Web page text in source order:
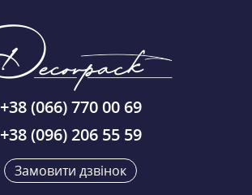
+38 (066) 770 00 69
+38 (096) 206 55 59
Замовити дзвінок